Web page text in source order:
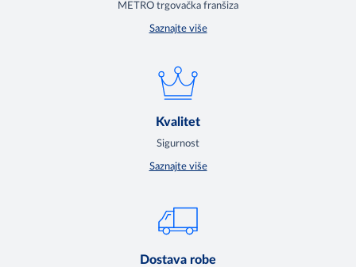
METRO trgovačka franšiza
Saznajte više
Kvalitet
Sigurnost
Saznajte više
Dostava robe